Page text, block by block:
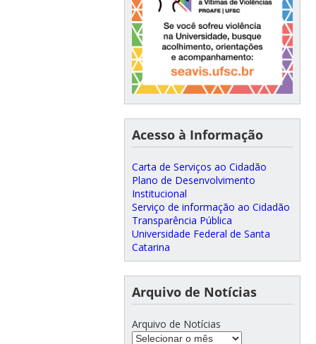
Acesso à Informação
Carta de Serviços ao Cidadão
Plano de Desenvolvimento
Institucional
Serviço de informação ao Cidadão
Transparência Pública
Universidade Federal de Santa
Catarina
Arquivo de Notícias
Arquivo de Notícias